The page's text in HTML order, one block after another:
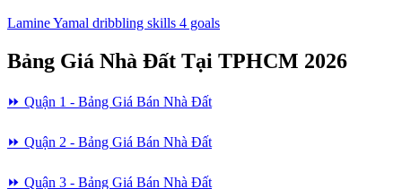
Lamine Yamal dribbling skills 4 goals
Bảng Giá Nhà Đất Tại TPHCM 2026
⏩ Quận 1 - Bảng Giá Bán Nhà Đất
⏩ Quận 2 - Bảng Giá Bán Nhà Đất
⏩ Quận 3 - Bảng Giá Bán Nhà Đất